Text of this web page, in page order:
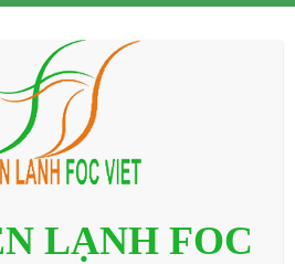
LẠNH FOC